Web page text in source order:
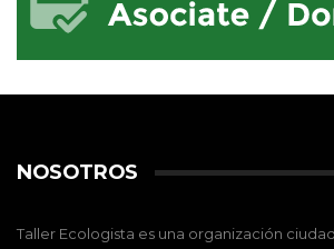
NOSOTROS
Taller Ecologista es una organización